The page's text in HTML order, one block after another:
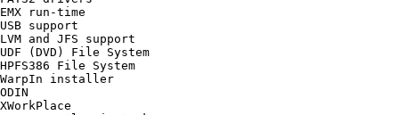
EMX run-time
USB support
LVM and JFS support
UDF (DVD) File System
HPFS386 File System
WarpIn installer
ODIN
XWorkPlace